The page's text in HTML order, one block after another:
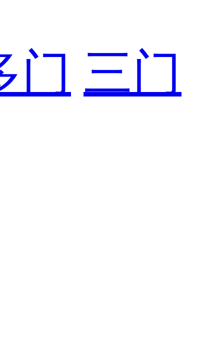
门 三门